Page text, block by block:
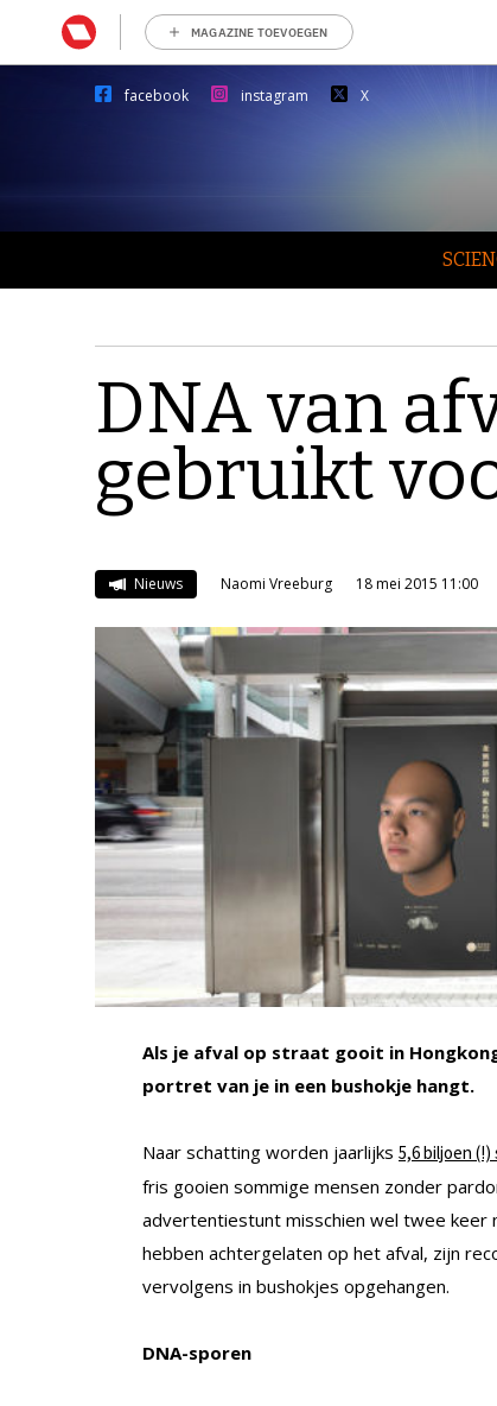
MAGAZINE TOEVOEGEN
facebook instagram X
DNA van
gebruikt
Nieuws Naomi Vreeburg 18 mei 2015 11:00
Als je afval op straat gooit in
portret van je in een bushokje hangt.
Naar schatting worden jaarlijks 5,6 biljoen
fris gooien sommige mensen zonder
advertentiestunt misschien wel twee keer
hebben achtergelaten op het afval, zijn
vervolgens in bushokjes opgehangen.
DNA-sporen